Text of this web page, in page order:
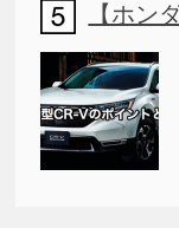
【ホン